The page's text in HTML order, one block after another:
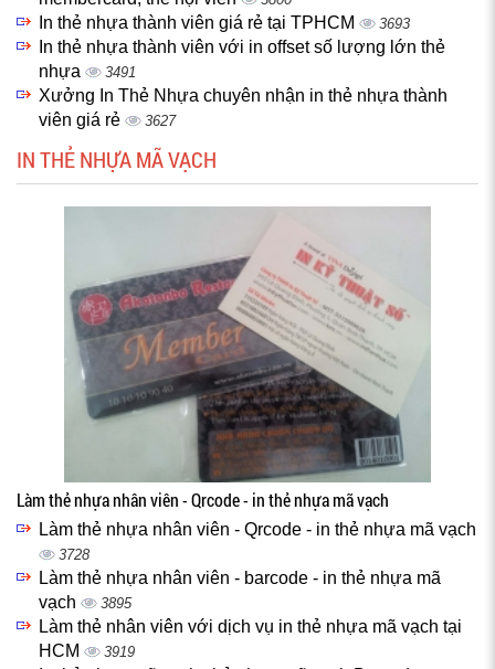
In thẻ nhựa thành viên giá rẻ tại TPHCM 3693
In thẻ nhựa thành viên với in offset số lượng lớn thẻ
nhựa
3491
Xưởng In Thẻ Nhựa chuyên nhận in thẻ nhựa thành
viên giá rẻ
3627
IN THẺ NHỰA MÃ VẠCH
Làm thẻ nhựa nhân viên - Qrcode - in thẻ nhựa mã vạch
Làm thẻ nhựa nhân viên - Qrcode - in thẻ nhựa mã vạch
3728
Làm thẻ nhựa nhân viên - barcode - in thẻ nhựa mã
vạch
3895
Làm thẻ nhân viên với dịch vụ in thẻ nhựa mã vạch tại
HCM
3919